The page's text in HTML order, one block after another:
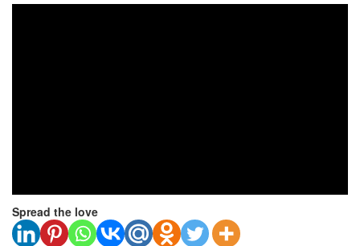
Spread the love